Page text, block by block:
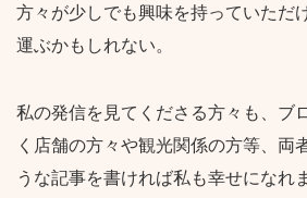
方々が少しでも興味を持っていただ
運ぶかもしれない。
私の発信を見てくださる方々も、ブ
く店舗の方々や観光関係の方等、両
うな記事を書ければ私も幸せになれ